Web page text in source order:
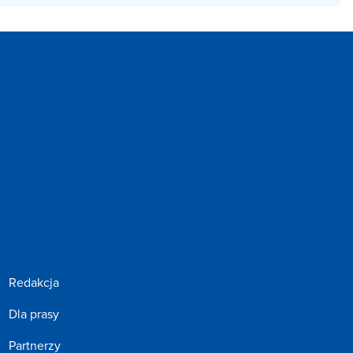
Redakcja
Dla prasy
Partnerzy